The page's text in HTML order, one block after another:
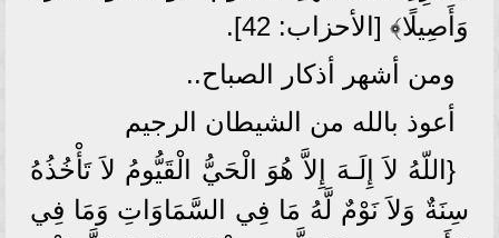
وَأَصِيلًا﴾ [الأحزاب: 42].
ومن أشهر أذكار الصباح..
أعوذ بالله من الشيطان الرجيم
{اللّهُ لاَ إِلَـهَ إِلاَّ هُوَ الْحَيُّ الْقَيُّومُ لاَ تَأْخُذُهُ
سِنَةٌ وَلاَ نَوْمٌ لَّهُ مَا فِي السَّمَاوَاتِ وَمَا فِي